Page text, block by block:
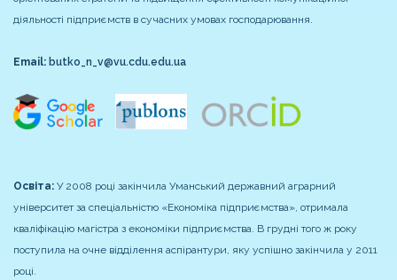
діяльності підприємств в сучасних умовах господарювання.
Email: butko_n_v@vu.cdu.edu.ua
Освіта: У 2008 році закінчила Уманський державний аграрний
університет за спеціальністю «Економіка підприємства», отримала
кваліфікацію магістра з економіки підприємства. В грудні того ж року
поступила на очне відділення аспірантури, яку успішно закінчила у 2011
році.